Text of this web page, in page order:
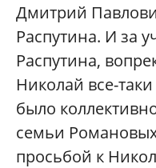
Дмитрий
Распутина. И за
Распутина,
Николай все-
было
семьи
просьбой к